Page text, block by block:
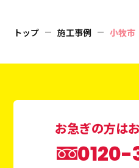
トップ 施工事例 小牧
お急ぎの方は